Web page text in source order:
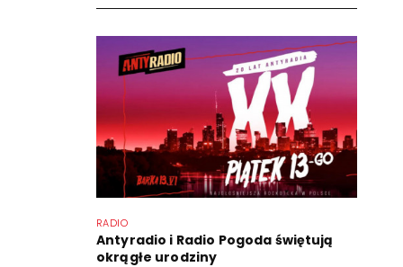
RADIO
Antyradio i Radio Pogoda świętują
okrągłe urodziny